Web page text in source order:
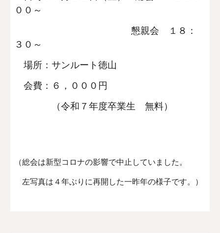
００～
懇親会 １８：
３０～
場所：サンルート徳山
会費：６，０００円
（令和７年度卒業生 無料）
（総会は新型コロナの影響で中止していました。
左写真は４年ぶりに再開した一昨年の様子です。）